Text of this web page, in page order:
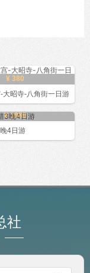
¥ 380
大昭寺-八角街一日游
¥ 1080
4日游
社